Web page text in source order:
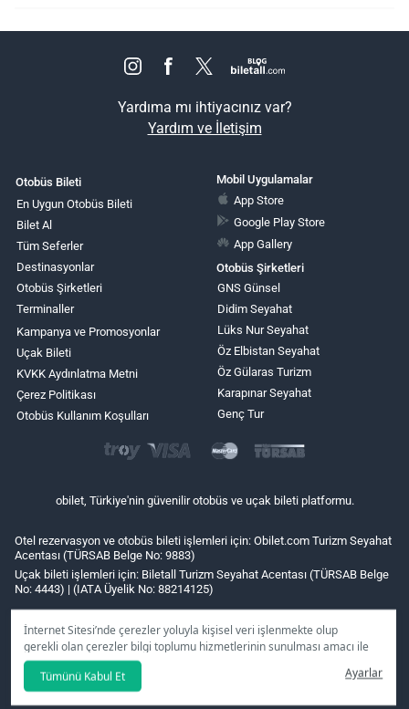
İnternet Sitesi’nde çerezler yoluyla kişisel veri işlenmekte olup
gerekli olan çerezler bilgi toplumu hizmetlerinin sunulması amacı ile
kullanılmaktadır. Tercihleriniz doğrultusunda size özel
kişiselleştirilmiş çerezleri ve özel kampanyaları
seçeneğine
tıklamanız halinde kullanımınıza sunamayacağız.
Tümünü Kabul Et Ayarlar
Yardıma mı ihtiyacınız var?
Yardım ve İletişim
Otobüs Bileti
En Uygun Otobüs Bileti
Bilet Al
Tüm Seferler
Destinasyonlar
Otobüs Şirketleri
Terminaller
Kampanya ve Promosyonlar
Uçak Bileti
KVKK Aydınlatma Metni
Çerez Politikası
Otobüs Kullanım Koşulları
Mobil Uygulamalar
App Store
Google Play Store
App Gallery
Otobüs Şirketleri
GNS Günsel
Didim Seyahat
Lüks Nur Seyahat
Öz Elbistan Seyahat
Öz Gülaras Turizm
Karapınar Seyahat
Genç Tur
obilet, Türkiye'nin güvenilir otobüs ve uçak bileti platformu.
Otel rezervasyon ve otobüs bileti işlemleri için: Obilet.com Turizm Seyahat
Acentası (TÜRSAB Belge No: 9883)
Uçak bileti işlemleri için: Biletall Turizm Seyahat Acentası (TÜRSAB Belge
No: 4443) | (IATA Üyelik No: 88214125)